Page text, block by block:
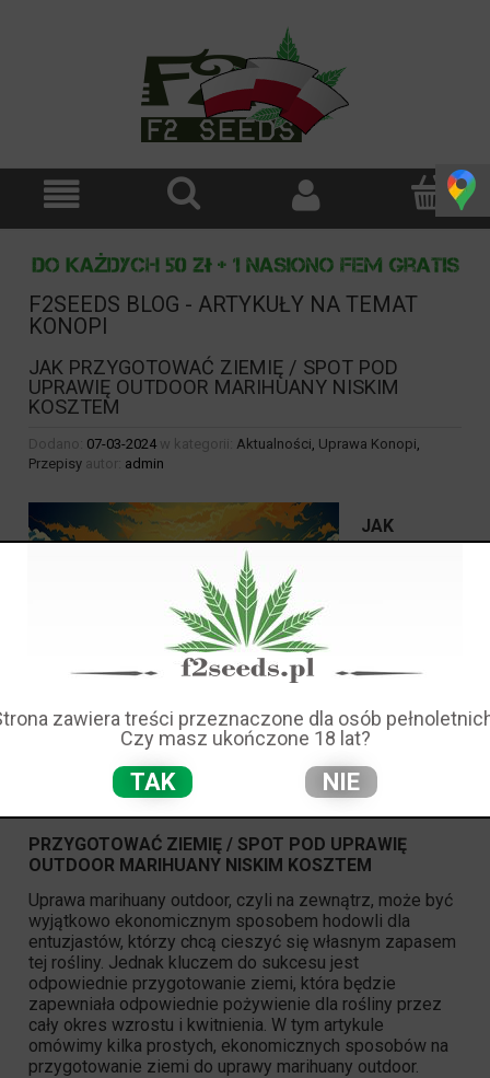
F2SEEDS BLOG - ARTYKUŁY NA TEMAT
KONOPI
JAK PRZYGOTOWAĆ ZIEMIĘ / SPOT POD
UPRAWIĘ OUTDOOR MARIHUANY NISKIM
KOSZTEM
Dodano: 07-03-2024 w kategorii: Aktualności, Uprawa Konopi,
Przepisy autor: admin
JAK
PRZYGOTOWAĆ ZIEMIĘ / SPOT POD UPRAWIĘ
OUTDOOR MARIHUANY NISKIM KOSZTEM
Uprawa marihuany outdoor, czyli na zewnątrz, może być
wyjątkowo ekonomicznym sposobem hodowli dla
entuzjastów, którzy chcą cieszyć się własnym zapasem
tej rośliny. Jednak kluczem do sukcesu jest
odpowiednie przygotowanie ziemi, która będzie
zapewniała odpowiednie pożywienie dla rośliny przez
cały okres wzrostu i kwitnienia. W tym artykule
omówimy kilka prostych, ekonomicznych sposobów na
przygotowanie ziemi do uprawy marihuany outdoor.
zawiera treści przeznaczone dla osób
Czy masz ukończone 18 lat?
TAK NIE